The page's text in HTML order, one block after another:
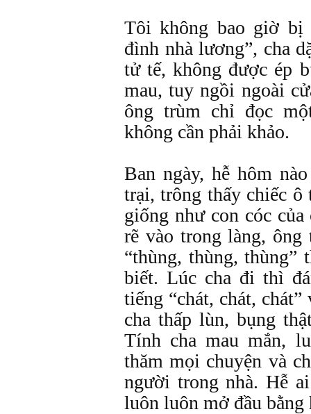
Tôi không bao giờ
đình nhà lương”, cha
tử tế, không được ép
mau, tuy ngồi ngoài
ông trùm chỉ đọc
không cần phải khảo.
Ban ngày, hễ hôm
trại, trông thấy chiếc ô
giống như con cóc
rẽ vào trong làng,
“thùng, thùng, thùng”
biết. Lúc cha đi thì
tiếng “chát, chát,
cha thấp lùn, bụng
Tính cha mau mắn,
thăm mọi chuyện và
người trong nhà. Hễ
luôn luôn mở đầu bằng